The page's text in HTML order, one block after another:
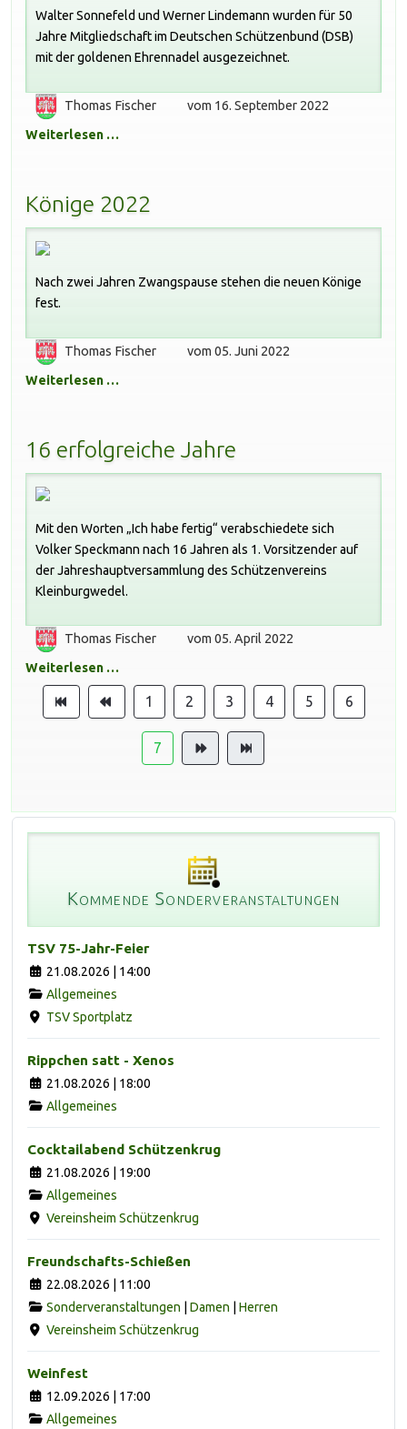
Walter Sonnefeld und Werner Lindemann wurden für 50
Jahre Mitgliedschaft im Deutschen Schützenbund (DSB)
mit der goldenen Ehrennadel ausgezeichnet.
Thomas Fischer vom 16. September 2022
Weiterlesen …
Könige 2022
Nach zwei Jahren Zwangspause stehen die neuen Könige
fest.
Thomas Fischer vom 05. Juni 2022
Weiterlesen …
16 erfolgreiche Jahre
Mit den Worten „Ich habe fertig“ verabschiedete sich
Volker Speckmann nach 16 Jahren als 1. Vorsitzender auf
der Jahreshauptversammlung des Schützenvereins
Kleinburgwedel.
Thomas Fischer vom 05. April 2022
Weiterlesen …
1 2 3 4 5 6
7
Kommende Sonderveranstaltungen
TSV 75-Jahr-Feier
21.08.2026 | 14:00
Allgemeines
TSV Sportplatz
Rippchen satt - Xenos
21.08.2026 | 18:00
Allgemeines
Cocktailabend Schützenkrug
21.08.2026 | 19:00
Allgemeines
Vereinsheim Schützenkrug
Freundschafts-Schießen
22.08.2026 | 11:00
Sonderveranstaltungen
Damen
Herren
Vereinsheim Schützenkrug
Weinfest
12.09.2026 | 17:00
Allgemeines